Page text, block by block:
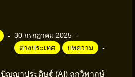
30 กรกฎาคม 2025
ต่างประเทศ
บทความ
ญญาประดิษฐ์ (AI) ถูกวิพากษ์